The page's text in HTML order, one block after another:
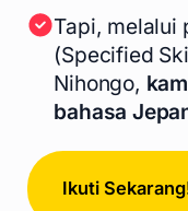
Tapi, melalui
(Specified
Nihongo,
bahasa
Ikuti